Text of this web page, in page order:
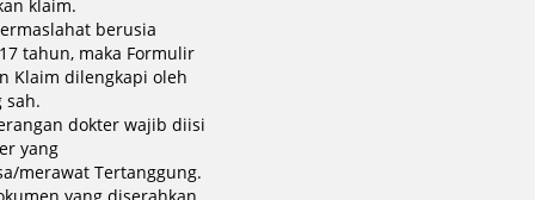
klaim.
berusia
tahun, maka Formulir
Klaim dilengkapi oleh
sah.
dokter wajib diisi
yang
merawat Tertanggung.